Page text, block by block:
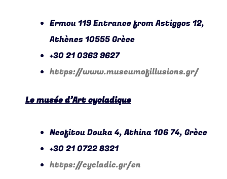
Ermou 119 Entrance from Astiggos 12,
Athènes 10555 Grèce
+30 21 0363 9627
https://www.museumofillusions.gr/
Le musée d’Art cycladique
Neofitou Douka 4, Athina 106 74, Grèce
+30 21 0722 8321
https://cycladic.gr/en